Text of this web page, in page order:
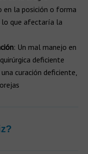
en la posición o forma
lo que afectaría la
: Un mal manejo en
deficiente
curación deficiente,